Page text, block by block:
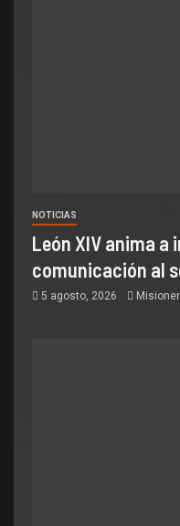
NOTICIAS
León XIV anima a
comunicación al
5 agosto, 2026